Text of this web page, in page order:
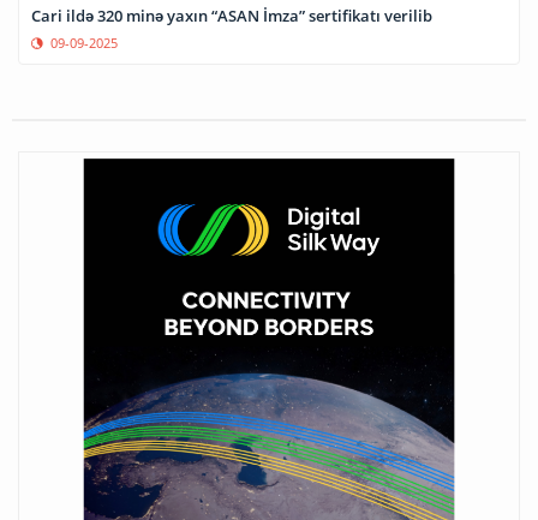
Cari ildə 320 minə yaxın “ASAN İmza” sertifikatı verilib
09-09-2025